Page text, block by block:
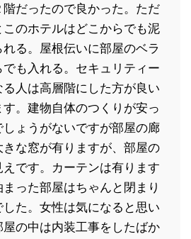
階だったので良かった。ただ
このホテルはどこからでも泥
る。屋根伝いに部屋のベラ
でも入れる。セキュリティー
る人は高層階にした方が良い
す。建物自体のつくりが安っ
しょうがないですが部屋の廊
きな窓が有りますが、部屋の
えです。カーテンは有ります
まった部屋はちゃんと閉まり
した。女性は気になると思い
屋の中は内装工事をしたばか